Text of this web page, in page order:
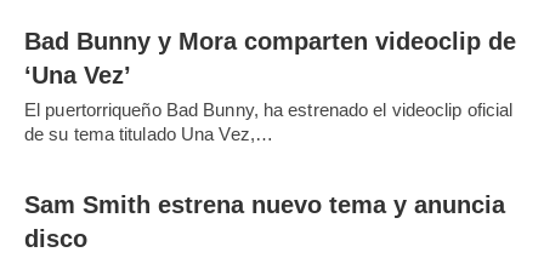
Bad Bunny y Mora comparten videoclip de
‘Una Vez’
El puertorriqueño Bad Bunny, ha estrenado el videoclip oficial
de su tema titulado Una Vez,…
Sam Smith estrena nuevo tema y anuncia
disco